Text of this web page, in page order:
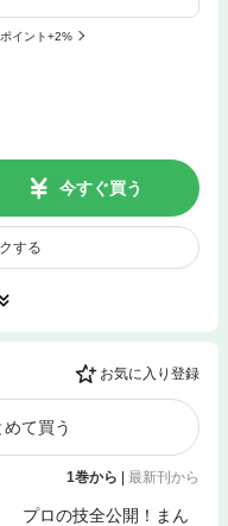
イント+2%
今すぐ買う
する
お気に入り登録
て買う
1巻から 最新刊から
プロの技全公開！まん